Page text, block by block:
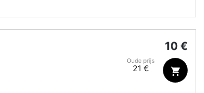
Oude prijs
21 €
10 €